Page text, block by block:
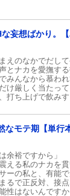
妄想ばかり。【
えのなかでだして
とナカを愛撫す
んなから慕われ
け厳しく当たっ
打ち上げで飲み
キスをされて…!?
しいキスに疼い
度もイってしま
でる課長とこの
モテ期【単行
余裕ですから」
える私のナカ
ーの私と、有能
るで正反対、接
性はないんですか